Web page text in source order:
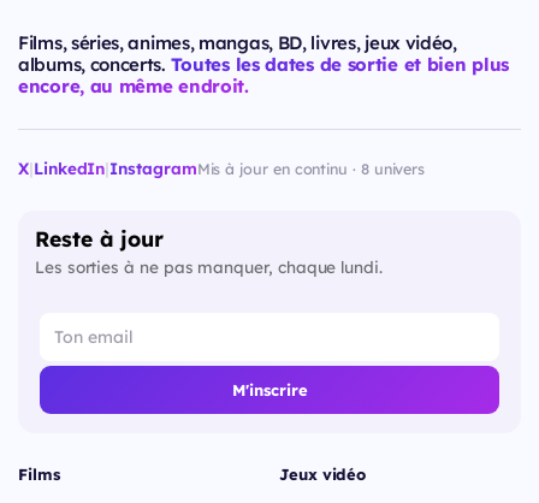
Films, séries, animes, mangas, BD, livres, jeux vidéo,
albums, concerts. Toutes les dates de sortie et bien plus
encore, au même endroit.
X|LinkedIn|InstagramMis à jour en continu · 8 univers
Reste à jour
Les sorties à ne pas manquer, chaque lundi.
M'inscrire
Films Jeux vidéo